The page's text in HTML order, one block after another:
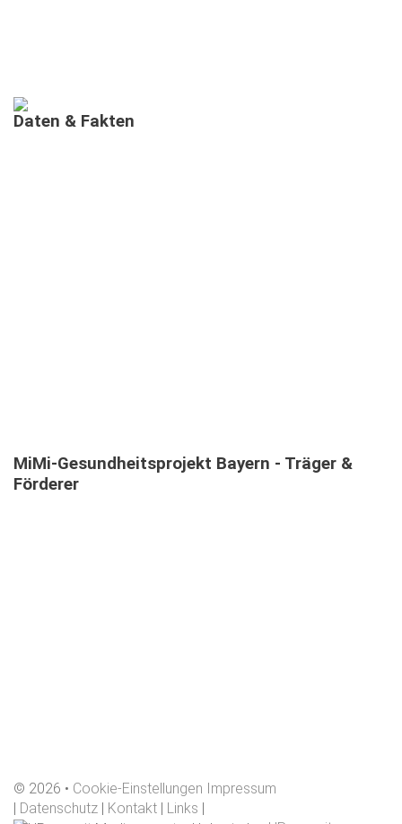
Daten & Fakten
MiMi-Gesundheitsprojekt Bayern - Träger &
Förderer
© 2026 Cookie-Einstellungen Impressum
Datenschutz Kontakt Links